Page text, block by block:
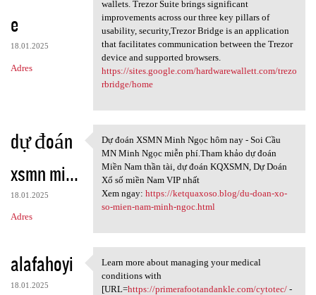
e
18.01.2025
Adres
wallets. Trezor Suite brings significant
improvements across our three key pillars of
usability, security,Trezor Bridge is an application
that facilitates communication between the Trezor
device and supported browsers.
https://sites.google.com/hardwarewallett.com/trezo
rbridge/home
dự đoán
xsmn mi...
18.01.2025
Adres
Dự đoán XSMN Minh Ngọc hôm
Dự đoán XSMN Minh Ngọc hôm nay - Soi Cầu
MN Minh Ngọc miễn phí.Tham khảo dự đoán
Miền Nam thần tài, dự đoán KQXSMN, Dự Doán
Xổ số miền Nam VIP nhất
Xem ngay: https://ketquaxoso.blog/du-doan-xo-
so-mien-nam-minh-ngoc.html
alafahoyi
18.01.2025
Learn more about managing
Learn more about managing your medical
conditions with
[URL=https://primerafootandankle.com/cytotec/-